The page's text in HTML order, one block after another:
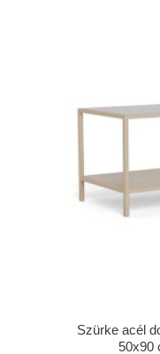
Szürke acél
50x90